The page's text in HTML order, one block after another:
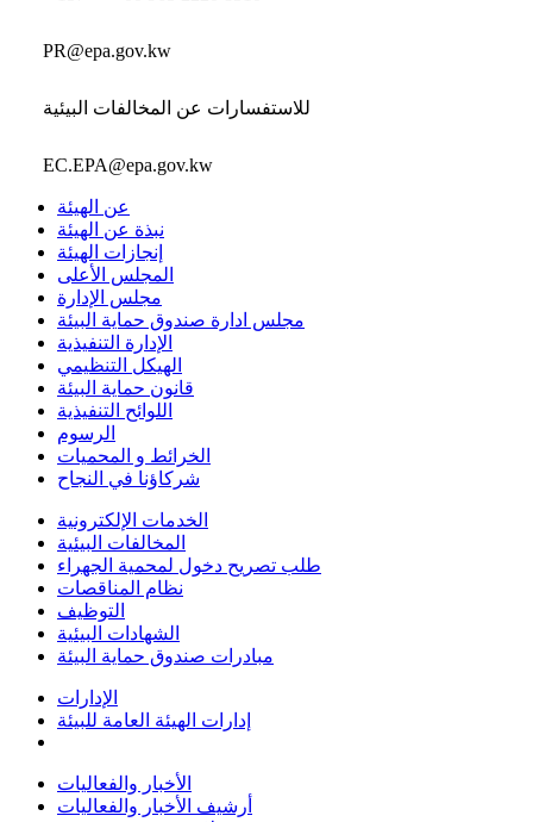
PR@epa.gov.kw
للاستفسارات عن المخالفات البيئية
EC.EPA@epa.gov.kw
عن الهيئة
نبذة عن الهيئة
إنجازات الهيئة
المجلس الأعلى
مجلس الإدارة
مجلس ادارة صندوق حماية البيئة
الإدارة التنفيذية
الهيكل التنظيمي
قانون حماية البيئة
اللوائح التنفيذية
الرسوم
الخرائط و المحميات
شركاؤنا في النجاح
الخدمات الإلكترونية
المخالفات البيئية
طلب تصريح دخول لمحمية الجهراء
نظام المناقصات
التوظيف
الشهادات البيئية
مبادرات صندوق حماية البيئة
الإدارات
إدارات الهيئة العامة للبيئة
الأخبار والفعاليات
أرشيف الأخبار والفعاليات